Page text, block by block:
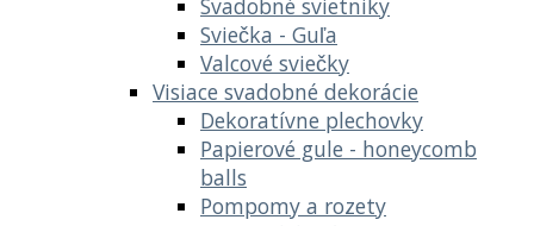
Sviečka - Guľa
Valcové sviečky
Visiace svadobné dekorácie
Dekoratívne plechovky
Papierové gule - honeycomb
balls
Pompomy a rozety